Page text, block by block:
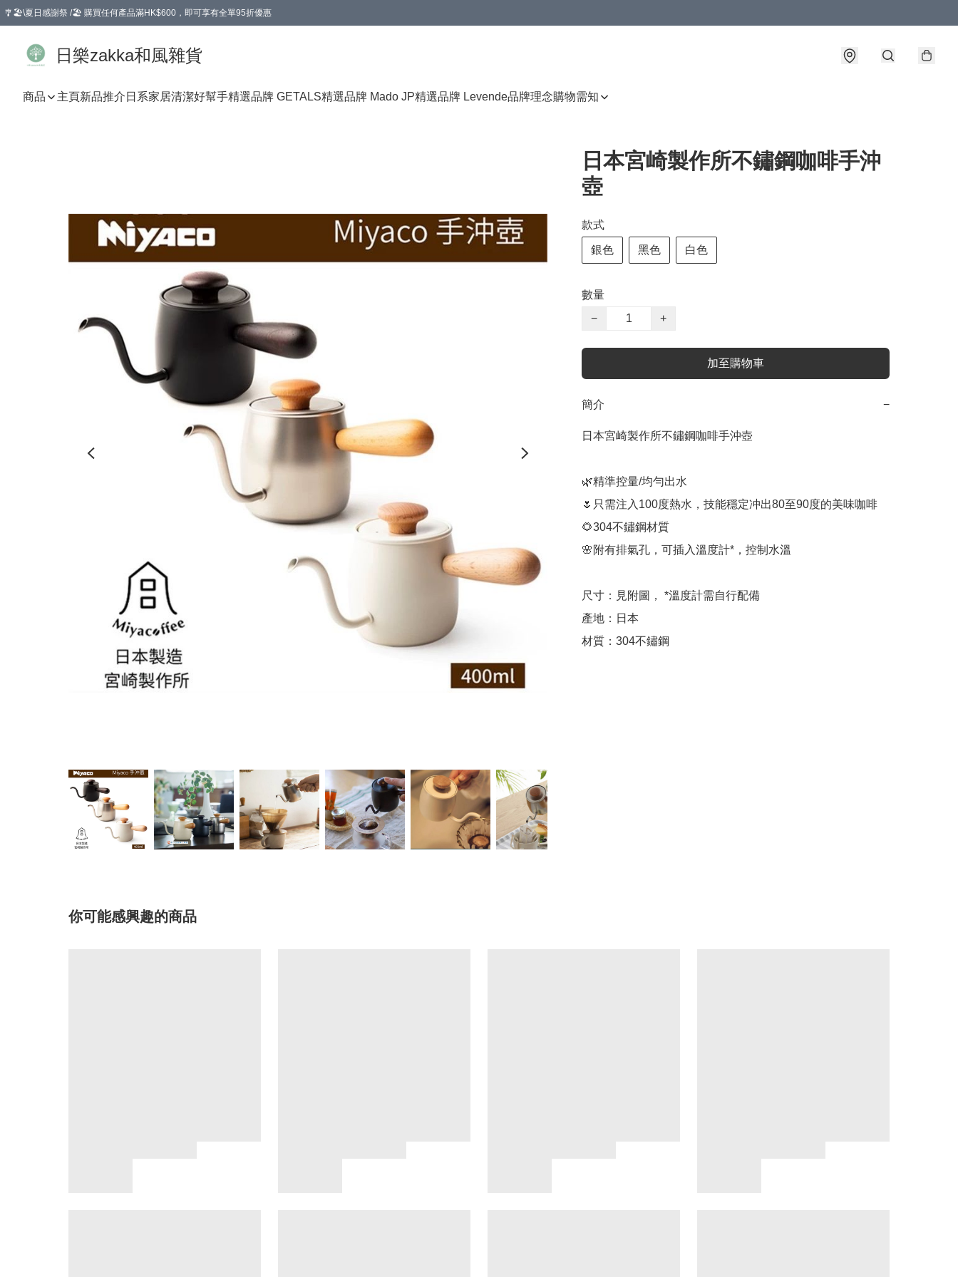
🎐🏖️\夏日感謝祭 /🏖️ 購買任何產品滿HK$600，即可享有全單95折優惠
日樂zakka和風雜貨
商品 主頁新品推介 日系家居清潔好幫手精選品牌 GETALS精選品牌 Mado JP精選品牌 Levende品牌理念購物需知
日本宮崎製作所不鏽鋼咖啡手沖
壺
款式
銀色 黑色 白色
數量
−
+
加至購物車
簡介 −
日本宮崎製作所不鏽鋼咖啡手沖壺
🌿精準控量/均勻出水
🌷只需注入100度熱水，技能穩定冲出80至90度的美味咖啡
🌻304不鏽鋼材質
🌸附有排氣孔，可插入溫度計*，控制水溫
尺寸：見附圖， *溫度計需自行配備
產地：日本
你可能感興趣的商品